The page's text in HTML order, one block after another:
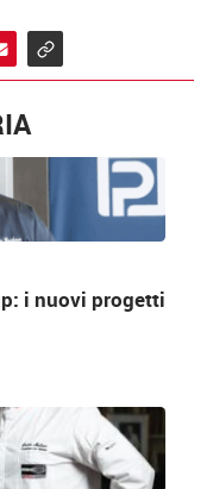
i nuovi progetti